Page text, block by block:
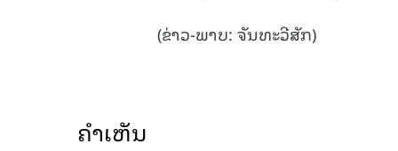
(ຂ່າວ-ພາບ: ຈັນທະວີສັກ)
ຄໍາເຫັນ